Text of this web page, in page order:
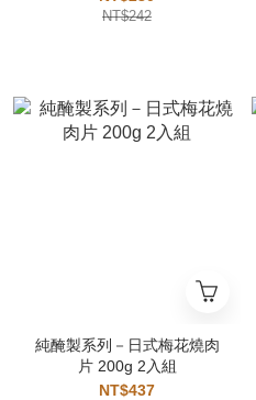
NT$242
純醃製系列－日式梅花燒肉
片 200g 2入組
NT$437